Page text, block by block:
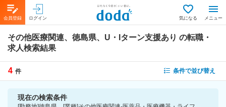
会員登録 ログイン 気になる メニュー
その他医療関連、徳島県、U・Iターン支援あり の転職・
求人検索結果
4 件 条件で並び替え
現在の検索条件